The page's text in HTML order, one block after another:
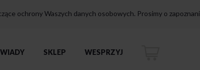
ochrony Waszych danych osobowych. Prosimy o
SKLEP WESPRZYJ